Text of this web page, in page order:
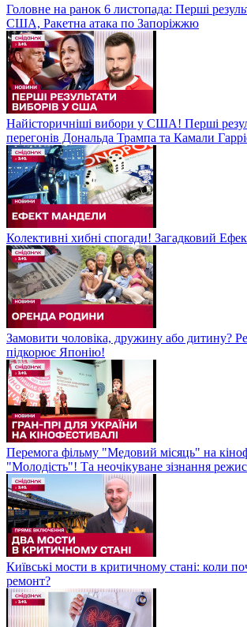
Головне на ранок 6 листопада: Перші
США, Ракетна атака по Запоріжжю
Найісторичніші вибори у США! Перші
перегонів Дональда Трампа та Камали
Колективні хибні спогади! Загадковий
Замовити чоловіка, дружину або дитину?
підкорює Японію!
Перемога фільму "Медовий місяць" на
"Молодість"! Та неочікуване зізнання
Київські мости в критичному стані: коли
ремонт?